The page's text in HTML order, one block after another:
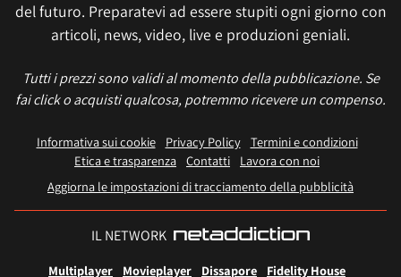
del futuro. Preparatevi ad essere stupiti ogni giorno con
articoli, news, video, live e produzioni geniali.
Tutti i prezzi sono validi al momento della pubblicazione. Se
fai click o acquisti qualcosa, potremmo ricevere un compenso.
Informativa sui cookie Privacy Policy
Termini e condizioni
Etica e trasparenza Contatti
Lavora con noi
Aggiorna le impostazioni di tracciamento della pubblicità
IL NETWORK
Multiplayer Movieplayer Dissapore Fidelity House